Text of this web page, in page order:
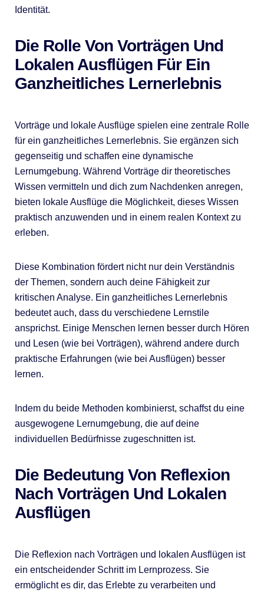
Identität.
Die Rolle Von Vorträgen Und
Lokalen Ausflügen Für Ein
Ganzheitliches Lernerlebnis
Vorträge und lokale Ausflüge spielen eine zentrale Rolle
für ein ganzheitliches Lernerlebnis. Sie ergänzen sich
gegenseitig und schaffen eine dynamische
Lernumgebung. Während Vorträge dir theoretisches
Wissen vermitteln und dich zum Nachdenken anregen,
bieten lokale Ausflüge die Möglichkeit, dieses Wissen
praktisch anzuwenden und in einem realen Kontext zu
erleben.
Diese Kombination fördert nicht nur dein Verständnis
der Themen, sondern auch deine Fähigkeit zur
kritischen Analyse. Ein ganzheitliches Lernerlebnis
bedeutet auch, dass du verschiedene Lernstile
ansprichst. Einige Menschen lernen besser durch Hören
und Lesen (wie bei Vorträgen), während andere durch
praktische Erfahrungen (wie bei Ausflügen) besser
lernen.
Indem du beide Methoden kombinierst, schaffst du eine
ausgewogene Lernumgebung, die auf deine
individuellen Bedürfnisse zugeschnitten ist.
Die Bedeutung Von Reflexion
Nach Vorträgen Und Lokalen
Ausflügen
Die Reflexion nach Vorträgen und lokalen Ausflügen ist
ein entscheidender Schritt im Lernprozess. Sie
ermöglicht es dir, das Erlebte zu verarbeiten und